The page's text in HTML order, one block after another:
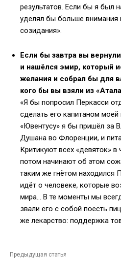
результатов. Если бы я был
уделял бы больше внимания
созидания».
Если бы завтра вы
и нашёлся эмир, который
желания и собрал бы для
кого бы вы взяли из
«Я бы попросил Перкасси
сделать его капитаном
«Ювентусу» я бы пришёл за
Душана во Флоренции, и
Критикуют всех «девяток»
потом начинают об этом
таким же гнётом находился
идёт о человеке, которые
мира… В те моменты мы
звали его с собой поесть
же лекарство: поддержка
Предыдущая статья